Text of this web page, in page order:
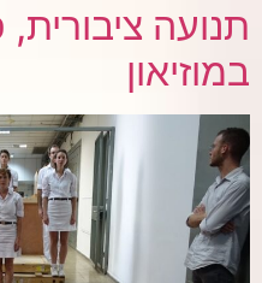
תנועה
במוזיאון